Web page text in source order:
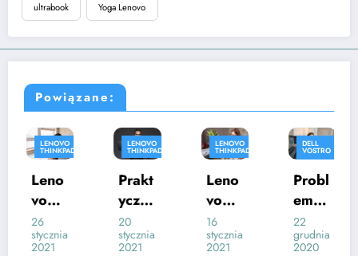
ultrabook Yoga Lenovo
Powiązane:
LENOVO
THINKPAD
Leno
Think
Pad
stycznia
2021
LENOVO
THINKPAD
Prakt
yczny
note
book
stycznia
2021
LENOVO
THINKPAD
Leno
Think
Pad
stycznia
2021
DELL
VOSTRO
Probl
emy
kartą
grudnia
2020